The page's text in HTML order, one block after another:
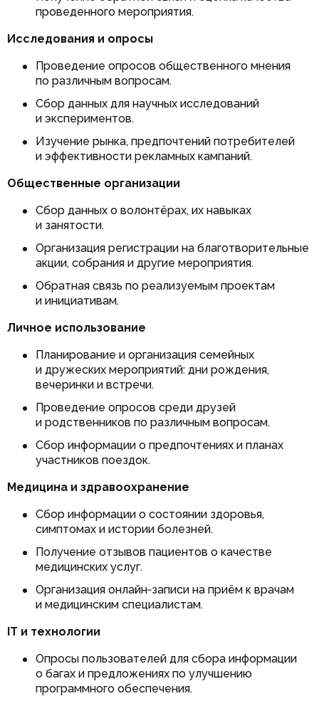
проведенного мероприятия.
Исследования и опросы
Проведение опросов общественного мнения
по различным вопросам.
Сбор данных для научных исследований
и экспериментов.
Изучение рынка, предпочтений потребителей
и эффективности рекламных кампаний.
Общественные организации
Сбор данных о волонтёрах, их навыках
и занятости.
Организация регистрации на благотворительные
акции, собрания и другие мероприятия.
Обратная связь по реализуемым проектам
и инициативам.
Личное использование
Планирование и организация семейных
и дружеских мероприятий: дни рождения,
вечеринки и встречи.
Проведение опросов среди друзей
и родственников по различным вопросам.
Сбор информации о предпочтениях и планах
участников поездок.
Медицина и здравоохранение
Сбор информации о состоянии здоровья,
симптомах и истории болезней.
Получение отзывов пациентов о качестве
медицинских услуг.
Организация онлайн‑записи на приём к врачам
и медицинским специалистам.
IT и технологии
Опросы пользователей для сбора информации
о багах и предложениях по улучшению
программного обеспечения.